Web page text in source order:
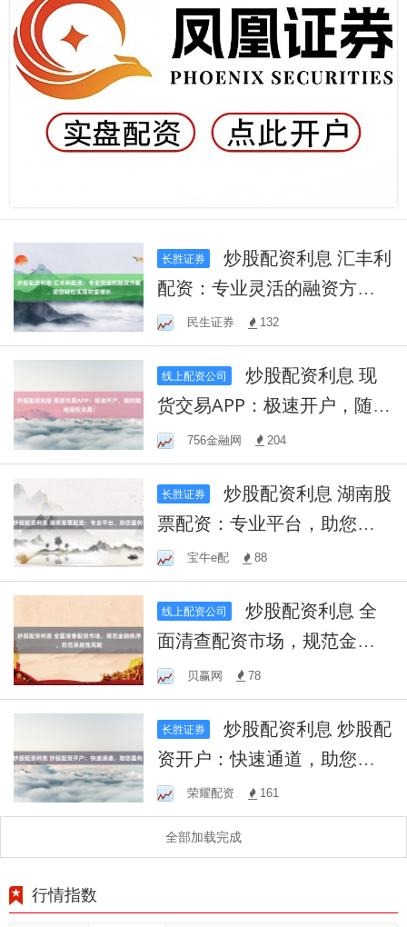
长胜证券
炒股配资利息 汇丰利
配资：专业灵活的融资方
案，助您轻松实现财富增长
民生证券 132
线上配资公司
炒股配资利息 现
货交易APP：极速开户，随时
随地轻松交易！
756金融网 204
长胜证券
炒股配资利息 湖南股
票配资：专业平台，助您盈
利！宝牛e配 88
线上配资公司
炒股配资利息 全
面清查配资市场，规范金融
秩序，防范系统性风险
贝赢网 78
长胜证券
炒股配资利息 炒股配
资开户：快速通道，助您盈
利！荣耀配资 161
全部加载完成
行情指数